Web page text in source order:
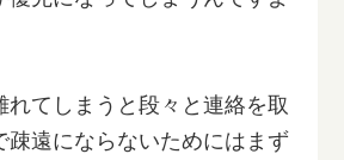
れてしまうと段々と連絡を取
疎遠にならないためにはまず